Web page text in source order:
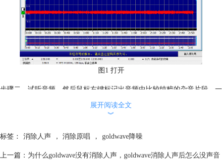
图1 打开
步骤二、试听音频，然后鼠标右键标记出音频中比较纯粹的杂音片段。一
般在音频的开始或者结尾处更容易找到纯粹的杂音片段，尽量不要标记到
音频原本的内容，不然很容易导致消除噪音后的音频出现失真的情况，也
展开阅读全文
︾
标签： 消除人声 ， 消除原唱 ， goldwave降噪
上一篇： 为什么goldwave没有消除人声，goldwave消除人声后怎么没声音